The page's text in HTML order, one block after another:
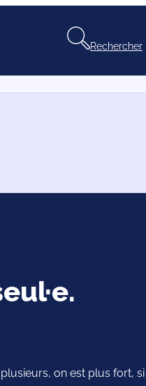
Rechercher
on est plus fort,